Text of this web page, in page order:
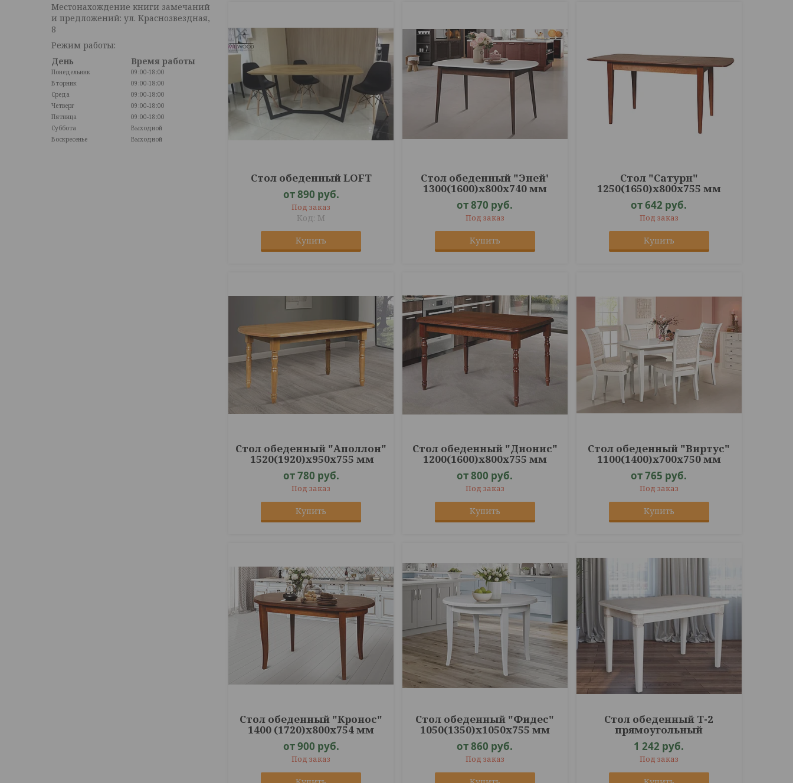
Стол обеденный LOFT
от 890 руб.
Под заказ
M
Купить
Стол обеденный "Эней'
1300(1600)х800х740 мм
от 870 руб.
Под заказ
Купить
Стол "Сатурн"
1250(1650)х800х755 мм
от 642 руб.
Под заказ
Купить
Стол обеденный "Аполлон"
1520(1920)х950х755 мм
от 780 руб.
Под заказ
Купить
Стол обеденный "Дионис"
1200(1600)х800х755 мм
от 800 руб.
Под заказ
Купить
Стол обеденный "Виртус"
1100(1400)х700х750 мм
от 765 руб.
Под заказ
Купить
Стол обеденный "Кронос"
1400 (1720)х800х754 мм
от 900 руб.
Под заказ
Стол обеденный "Фидес"
1050(1350)х1050х755 мм
от 860 руб.
Под заказ
Стол обеденный Т-2
прямоугольный
1 242 руб.
Под заказ
Местонахождение книги замечаний
и предложений: ул. Краснозвездная,
8
Режим работы:
День
Время работы
Понедельник
09:00-18:00
Вторник
09:00-18:00
Среда
09:00-18:00
Четверг
09:00-18:00
Пятница
09:00-18:00
Суббота
Выходной
Воскресенье
Выходной